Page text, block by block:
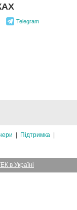
Telegram
Підтримка
в Україні